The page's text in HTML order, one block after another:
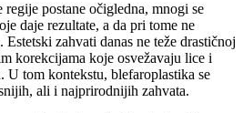
postane očigledna, mnogi se
daje rezultate, a da pri tome ne
zahvati danas ne teže drastičnoj
korekcijama koje osvežavaju lice i
U tom kontekstu, blefaroplastika se
ali i najprirodnijih zahvata.